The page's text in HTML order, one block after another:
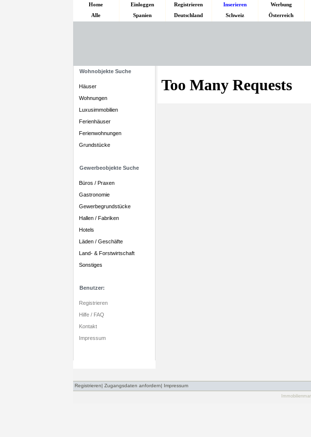
Home Einloggen Registrieren Inserieren Werbung
Alle
Spanien Deutschland Schweiz Österreich
Wohnobjekte Suche
Häuser
Wohnungen
Luxusimmobilien
Ferienhäuser
Ferienwohnungen
Grundstücke
Gewerbeobjekte Suche
Büros / Praxen
Gastronomie
Gewerbegrundstücke
Hallen / Fabriken
Hotels
Läden / Geschäfte
Land- & Forstwirtschaft
Sonstiges
Benutzer:
Registrieren
Hilfe / FAQ
Kontakt
Impressum
Registrieren| Zugangsdaten anfordern| Impressum